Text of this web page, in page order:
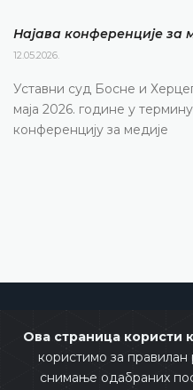
Ова страница користи
користимо за
снимање одабраних
Најава конференције за
12.05.2026.
Уставни суд Босне и
маја 2026. године у
конференцију за медије